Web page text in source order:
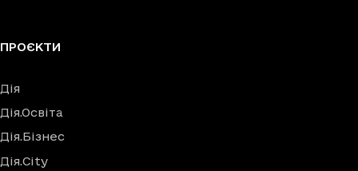
ПРОЄКТИ
Дія
Дія.Освіта
Дія.Бізнес
Дія.City